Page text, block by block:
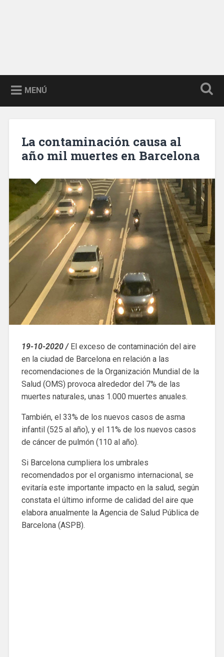
MENÚ
La contaminación causa al
año mil muertes en Barcelona
19-10-2020 /El exceso de contaminación del aire
en la ciudad de Barcelona en relación a las
recomendaciones de la Organización Mundial de la
Salud (OMS) provoca alrededor del 7% de las
muertes naturales, unas 1.000 muertes anuales.
También, el 33% de los nuevos casos de asma
infantil (525 al año), y el 11% de los nuevos casos
de cáncer de pulmón (110 al año).
Si Barcelona cumpliera los umbrales
recomendados por el organismo internacional, se
evitaría este importante impacto en la salud, según
constata el último informe de calidad del aire que
elabora anualmente la Agencia de Salud Pública de
Barcelona (ASPB).